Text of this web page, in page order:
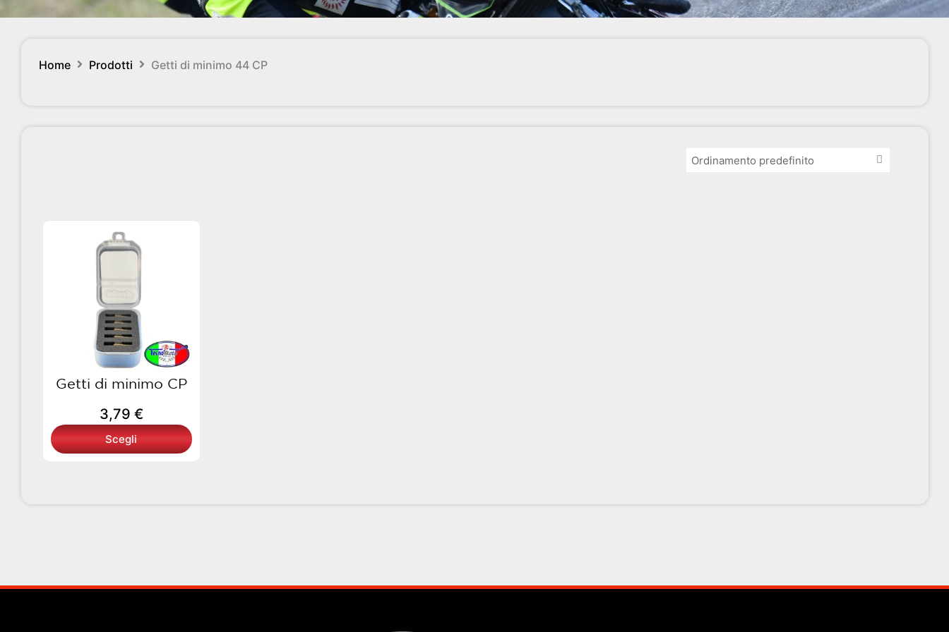
Home Prodotti Getti di minimo 44 CP
Getti di minimo CP
3,79 €
Scegli
Questo
prodotto
varianti.
Le
opzioni
possono
essere
scelte
pagina
del
prodotto